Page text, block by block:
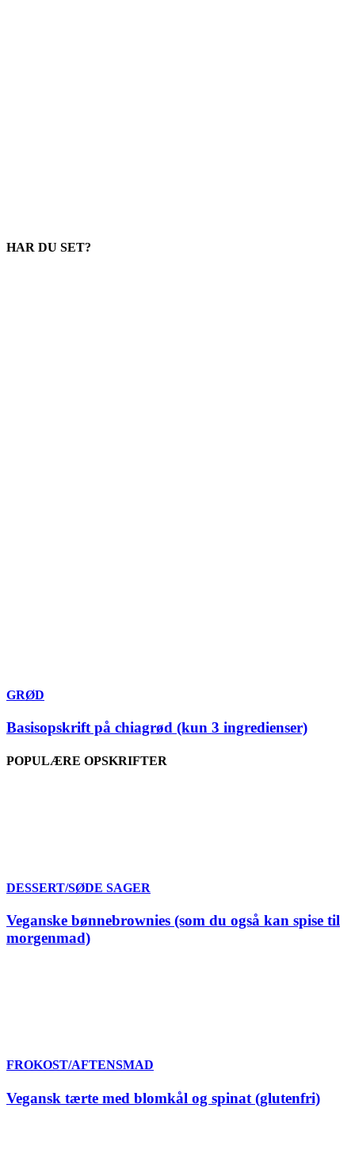
HAR DU SET?
GRØD
Basisopskrift på chiagrød (kun 3 ingredienser)
POPULÆRE OPSKRIFTER
DESSERT/SØDE SAGER
Veganske bønnebrownies (som du også kan spise til
morgenmad)
FROKOST/AFTENSMAD
Vegansk tærte med blomkål og spinat (glutenfri)